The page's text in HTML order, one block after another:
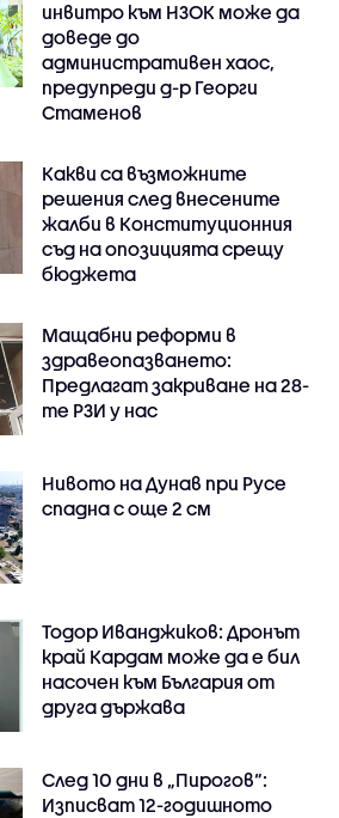
инвитро към НЗОК може да
доведе до
административен хаос,
предупреди д-р Георги
Стаменов
Какви са възможните
решения след внесените
жалби в Конституционния
съд на опозицията срещу
бюджета
Мащабни реформи в
здравеопазването:
Предлагат закриване на 28-
те РЗИ у нас
Нивото на Дунав при Русе
спадна с още 2 см
Тодор Иванджиков: Дронът
край Кардам може да е бил
насочен към България от
друга държава
След 10 дни в „Пирогов“:
Изписват 12-годишното